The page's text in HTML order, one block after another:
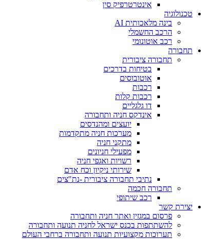
אינטרטרפיק סין
טכנולוגיה
בינה מלאכותית AI
הרכב החשמלי
רכב אוטונומי
תחבורה
תחבורה ציבורית
בטיחות בדרכים
אוטובוסים
רכבות
רכבות קלות
דו גלגליים
אינדקס חניה ותחבורה
יועצים ומהנדסים
מערכות חניה מתקדמות
מתקני חניה
מפעילי חניונים
רשויות ואגפי חניה
שירותי ניקיון וכח אדם
נתיבי תחבורה ציבורית -נת"צים
תחבורה חכמה
רכב שיתופי
יצירת קשר
פרסום במגזין ואתר חניה ותחבורה
להשתתפות בכנס ישראל לחניה תנועה ותחבורה
תערוכות מקצועיות תנועה ותחבורה ברחבי העולם